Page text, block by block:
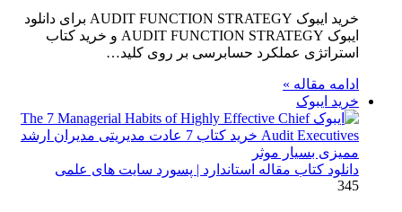
خرید ایبوک AUDIT FUNCTION STRATEGY برای دانلود
ایبوک AUDIT FUNCTION STRATEGY و خرید کتاب
استراتژی عملکرد حسابرسی بر روی کلید…
ادامه مقاله »
خرید ایبوک
دانلود کتاب مقاله استاندارد | پسورد سایت های علمی
345